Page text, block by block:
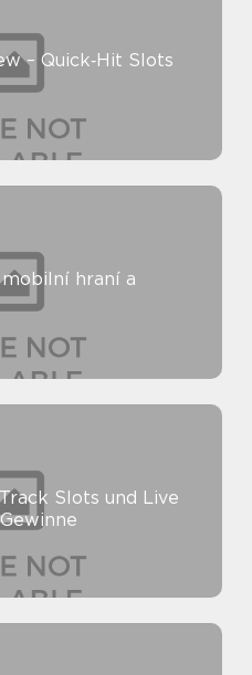
– Quick‑Hit Slots
mobilní hraní a
Slots und Live